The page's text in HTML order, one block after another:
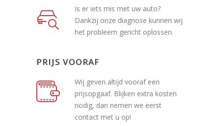
Is er iets mis met uw auto?
Dankzij onze diagnose kunnen wij
het probleem gericht oplossen.
PRIJS VOORAF
Wij geven altijd vooraf een
prijsopgaaf. Blijken extra kosten
nodig, dan nemen we eerst
contact met u op!